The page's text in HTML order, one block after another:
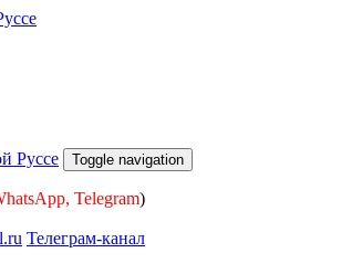
Руссе
Toggle navigation
Telegram)
Телеграм-канал